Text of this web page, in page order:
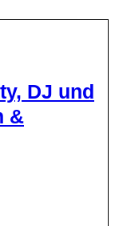
DJ und
&